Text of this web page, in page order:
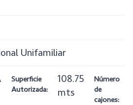
Unifamiliar
Superficie
Autorizada:
108.75
mts
Número
de
cajones: